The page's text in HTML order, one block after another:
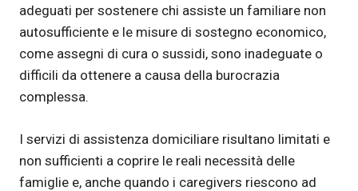
adeguati per sostenere chi assiste un familiare non
autosufficiente e le misure di sostegno economico,
come assegni di cura o sussidi, sono inadeguate o
difficili da ottenere a causa della burocrazia
complessa.
I servizi di assistenza domiciliare risultano limitati e
non sufficienti a coprire le reali necessità delle
famiglie e, anche quando i caregivers riescono ad